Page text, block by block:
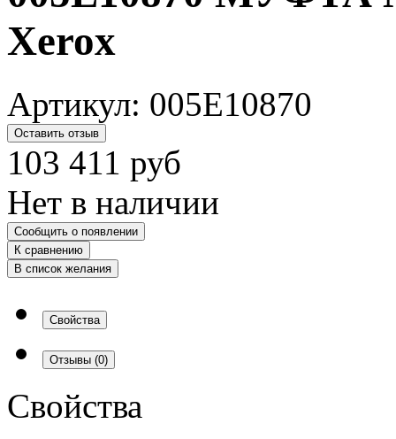
Xerox
Артикул: 005E10870
Оставить отзыв
103 411 руб
Нет в наличии
Сообщить о появлении
К сравнению
В список желания
Свойства
Отзывы (0)
Свойства